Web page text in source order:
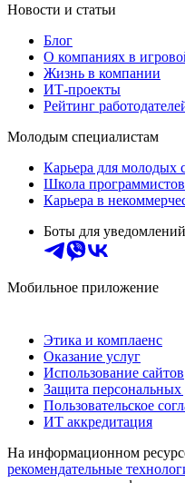
Новости и статьи
Блог
О компаниях в
Жизнь в компании
ИТ-проекты
Рейтинг
Молодым специалистам
Карьера для молодых
Школа программистов
Карьера в
Боты для уведомлений
Мобильное приложение
Этика и комплаенс
Оказание услуг
Использование сайтов
Защита
Пользовательское
ИТ аккредитация
На информационном
рекомендательные